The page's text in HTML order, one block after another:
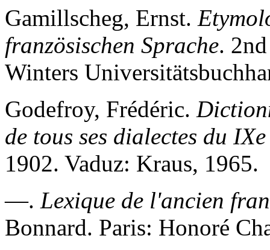
Gamillscheg, Ernst.
französischen Sprache.
Winters
Godefroy, Frédéric.
de tous ses dialectes du
1902. Vaduz: Kraus, 1965.
—. Lexique de l'ancien
Bonnard. Paris: Honoré